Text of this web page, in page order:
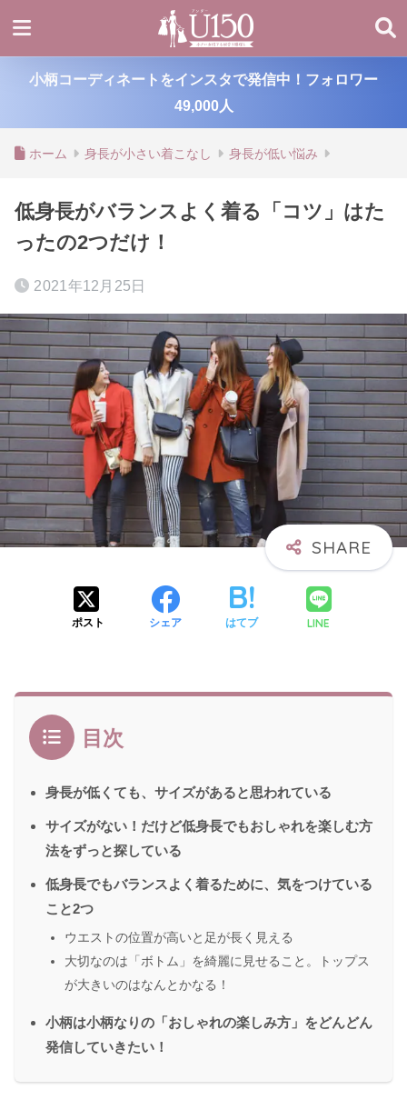
小柄コーディネートをインスタで発信中！フォロワー
49,000人
ホーム 身長が小さい着こなし 身長が低い悩み
低身長がバランスよく着る「コツ」はた
ったの2つだけ！
2021年12月25日
ポスト シェア はてブ LINE
目次
身長が低くても、サイズがあると思われている
サイズがない！だけど低身長でもおしゃれを楽しむ方
法をずっと探している
低身長でもバランスよく着るために、気をつけている
こと2つ
ウエストの位置が高いと足が長く見える
大切なのは「ボトム」を綺麗に見せること。トップス
が大きいのはなんとかなる！
小柄は小柄なりの「おしゃれの楽しみ方」をどんどん
発信していきたい！